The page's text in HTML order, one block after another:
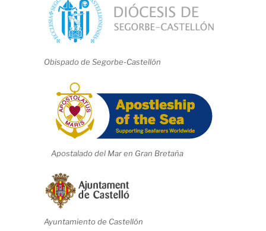
Obispado de Segorbe-Castellón
Apostalado del Mar en Gran Bretaña
Ayuntamiento de Castellón